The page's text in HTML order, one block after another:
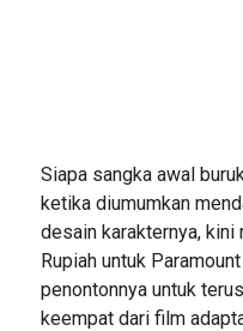
Siapa sangka awal
ketika diumumkan
desain karakternya,
Rupiah untuk
penontonnya untuk
keempat dari film